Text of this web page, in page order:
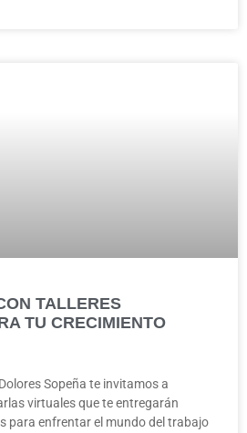
TALLERES
TU CRECIMIENTO
Sopeña te invitamos a
virtuales que te entregarán
para enfrentar el mundo del trabajo